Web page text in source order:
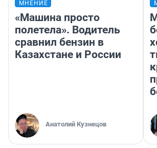
МНЕНИЕ
«Машина просто
полетела». Водитель
сравнил бензин в
Казахстане и России
Анатолий Кузнецов